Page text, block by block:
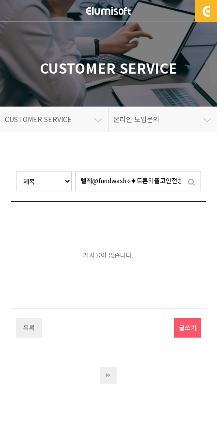
CUSTOMER SERVICE
CUSTOMER SERVICE 온라인 도입문의
게시물이 없습니다.
목록 글쓰기